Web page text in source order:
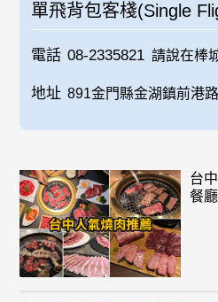
單飛背包客棧(Single
電話 08-2335821 請說在棒
地址 891金門縣金湖鎮前港
台
餐廳